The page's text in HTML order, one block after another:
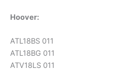
Hoover:
ATL18BS 011
ATL18BG 011
ATV18LS 011